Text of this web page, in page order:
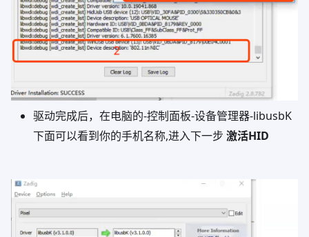
驱动完成后，在电脑的-控制面板-设备管理器-libusbK
下面可以看到你的手机名称,进入下一步 激活HID